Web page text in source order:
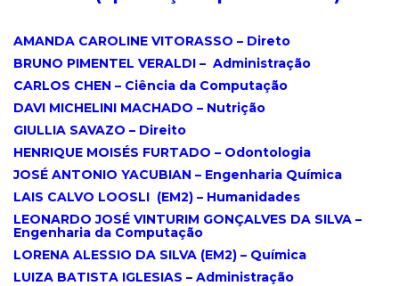
AMANDA CAROLINE VITORASSO – Direto
BRUNO PIMENTEL VERALDI – Administração
CARLOS CHEN – Ciência da Computação
DAVI MICHELINI MACHADO – Nutrição
GIULLIA SAVAZO – Direito
HENRIQUE MOISÉS FURTADO – Odontologia
JOSÉ ANTONIO YACUBIAN – Engenharia Química
LAIS CALVO LOOSLI (EM2) – Humanidades
LEONARDO JOSÉ VINTURIM GONÇALVES DA SILVA –
Engenharia da Computação
LORENA ALESSIO DA SILVA (EM2) – Química
LUIZA BATISTA IGLESIAS – Administração